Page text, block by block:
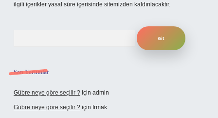
ilgili içerikler yasal süre içerisinde sitemizden kaldırılacaktır.
Son Yorumlar
Gübre neye göre seçilir ? için admin
Gübre neye göre seçilir ? için Irmak